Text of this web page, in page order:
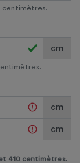
centimètres.
cm
cm
cm
410 centimètres.